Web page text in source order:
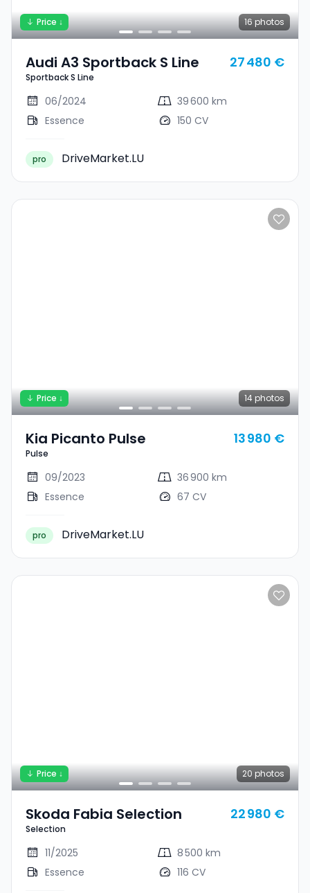
16 photos
Price ↓
Audi A3 Sportback S Line
Sportback S Line
27 480 €
06/2024
39 600 km
Essence
150 CV
pro DriveMarket.LU
14 photos
Price ↓
Kia Picanto Pulse
Pulse
13 980 €
09/2023
36 900 km
Essence
67 CV
pro DriveMarket.LU
20 photos
Price ↓
Skoda Fabia Selection
Selection
22 980 €
11/2025
8 500 km
Essence
116 CV